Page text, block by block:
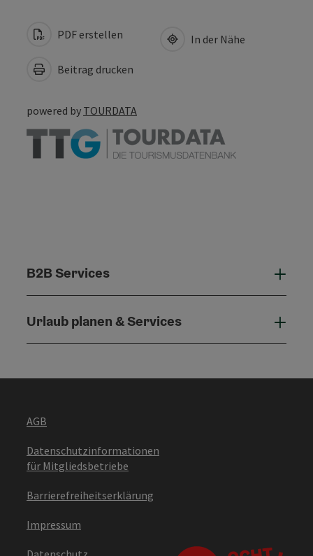
PDF erstellen
Beitrag drucken
In der Nähe
powered by TOURDATA
B2B Services
Urlaub planen & Services
AGB
Datenschutzinformationen
für Mitgliedsbetriebe
Barrierefreiheitserklärung
Impressum